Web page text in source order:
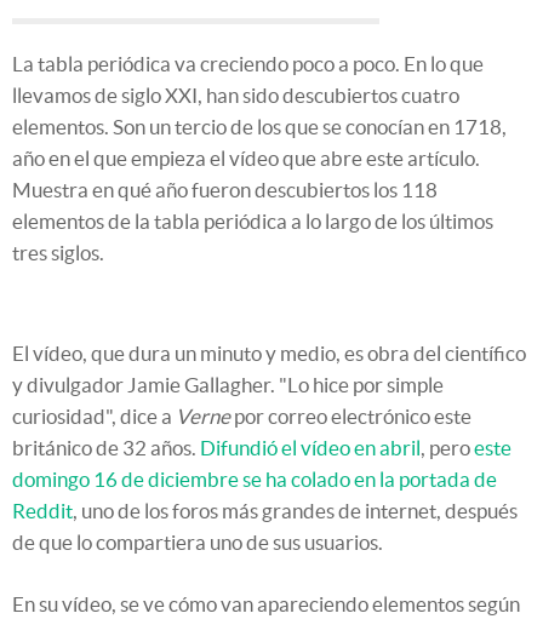
La tabla periódica va creciendo poco a poco. En lo que
llevamos de siglo XXI, han sido descubiertos cuatro
elementos. Son un tercio de los que se conocían en 1718,
año en el que empieza el vídeo que abre este artículo.
Muestra en qué año fueron descubiertos los 118
elementos de la tabla periódica a lo largo de los últimos
tres siglos.
El vídeo, que dura un minuto y medio, es obra del científico
y divulgador Jamie Gallagher. "Lo hice por simple
curiosidad", dice a Vernepor correo electrónico este
británico de 32 años. Difundió el vídeo en abril , peroeste
domingo 16 de diciembre se ha colado en la portada de
Reddit , uno de los foros más grandes de internet, después
de que lo compartiera uno de sus usuarios.
En su vídeo, se ve cómo van apareciendo elementos según